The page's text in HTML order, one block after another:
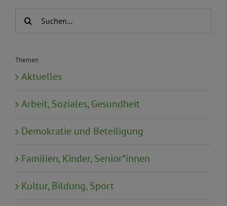
Suche
Themen
Aktuelles
Arbeit, Soziales, Gesundheit
Demokratie und Beteiligung
Familien, Kinder, Senior*innen
Kultur, Bildung, Sport